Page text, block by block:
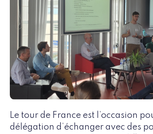
Le tour de France est l’occasion
délégation d’échanger avec des